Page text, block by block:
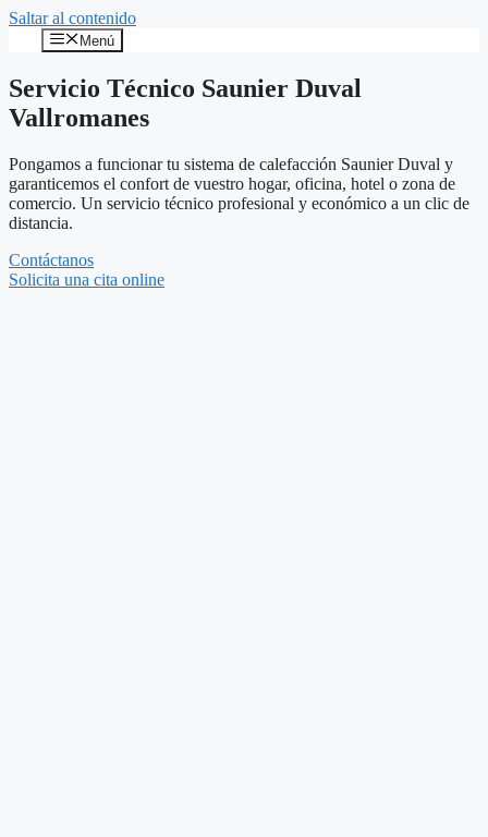
Saltar al contenido
Menú
Servicio Técnico Saunier Duval
Vallromanes
Pongamos a funcionar tu sistema de calefacción Saunier Duval y
garanticemos el confort de vuestro hogar, oficina, hotel o zona de
comercio. Un servicio técnico profesional y económico a un clic de
distancia.
Contáctanos
Solicita una cita online